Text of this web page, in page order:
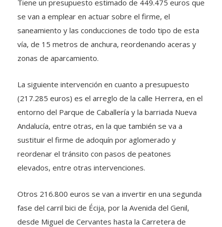
Tiene un presupuesto estimado de 449.475 euros que
se van a emplear en actuar sobre el firme, el
saneamiento y las conducciones de todo tipo de esta
vía, de 15 metros de anchura, reordenando aceras y
zonas de aparcamiento.
La siguiente intervención en cuanto a presupuesto
(217.285 euros) es el arreglo de la calle Herrera, en el
entorno del Parque de Caballería y la barriada Nueva
Andalucía, entre otras, en la que también se va a
sustituir el firme de adoquín por aglomerado y
reordenar el tránsito con pasos de peatones
elevados, entre otras intervenciones.
Otros 216.800 euros se van a invertir en una segunda
fase del carril bici de Écija, por la Avenida del Genil,
desde Miguel de Cervantes hasta la Carretera de